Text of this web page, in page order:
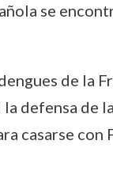
se
de la
defensa
casarse